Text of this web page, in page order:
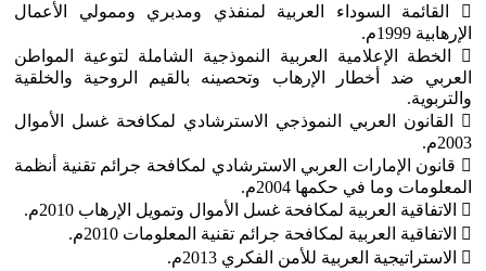
 القائمة السوداء العربية لمنفذي ومدبري وممولي الأعمال
الإرهابية 1999م.
 الخطة الإعلامية العربية النموذجية الشاملة لتوعية المواطن
العربي ضد أخطار الإرهاب وتحصينه بالقيم الروحية والخلقية
والتربوية.
 القانون العربي النموذجي الاسترشادي لمكافحة غسل الأموال
2003م.
 قانون الإمارات العربي الاسترشادي لمكافحة جرائم تقنية أنظمة
المعلومات وما في حكمها 2004م.
 الاتفاقية العربية لمكافحة غسل الأموال وتمويل الإرهاب 2010م.
 الاتفاقية العربية لمكافحة جرائم تقنية المعلومات 2010م.
 الاستراتيجية العربية للأمن الفكري 2013م.